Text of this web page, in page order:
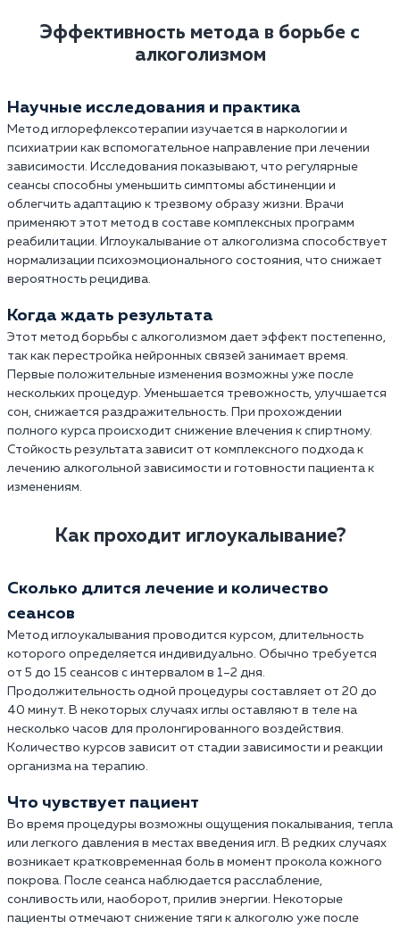
Эффективность метода в борьбе с
алкоголизмом
Научные исследования и практика
Метод иглорефлексотерапии изучается в наркологии и
психиатрии как вспомогательное направление при лечении
зависимости. Исследования показывают, что регулярные
сеансы способны уменьшить симптомы абстиненции и
облегчить адаптацию к трезвому образу жизни. Врачи
применяют этот метод в составе комплексных программ
реабилитации. Иглоукалывание от алкоголизма способствует
нормализации психоэмоционального состояния, что снижает
вероятность рецидива.
Когда ждать результата
Этот метод борьбы с алкоголизмом дает эффект постепенно,
так как перестройка нейронных связей занимает время.
Первые положительные изменения возможны уже после
нескольких процедур. Уменьшается тревожность, улучшается
сон, снижается раздражительность. При прохождении
полного курса происходит снижение влечения к спиртному.
Стойкость результата зависит от комплексного подхода к
лечению алкогольной зависимости и готовности пациента к
изменениям.
Как проходит иглоукалывание?
Сколько длится лечение и количество
сеансов
Метод иглоукалывания проводится курсом, длительность
которого определяется индивидуально. Обычно требуется
от 5 до 15 сеансов с интервалом в 1–2 дня.
Продолжительность одной процедуры составляет от 20 до
40 минут. В некоторых случаях иглы оставляют в теле на
несколько часов для пролонгированного воздействия.
Количество курсов зависит от стадии зависимости и реакции
организма на терапию.
Что чувствует пациент
Во время процедуры возможны ощущения покалывания, тепла
или легкого давления в местах введения игл. В редких случаях
возникает кратковременная боль в момент прокола кожного
покрова. После сеанса наблюдается расслабление,
сонливость или, наоборот, прилив энергии. Некоторые
пациенты отмечают снижение тяги к алкоголю уже после